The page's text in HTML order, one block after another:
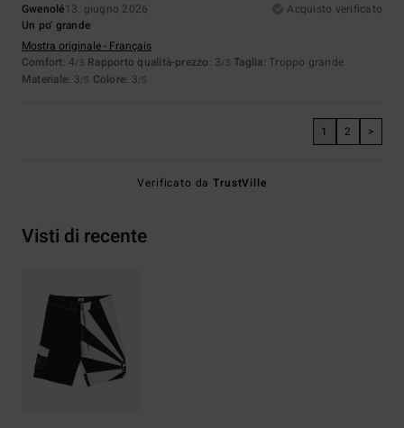
Gwenolé13. giugno 2026
Acquisto verificato
Un po' grande
Mostra originale - Français
Comfort: 4/5 Rapporto qualità-prezzo: 3/5 Taglia: Troppo grande
Materiale: 3/5 Colore: 3/5
1 2 >
Verificato daTrustVille
Visti di recente